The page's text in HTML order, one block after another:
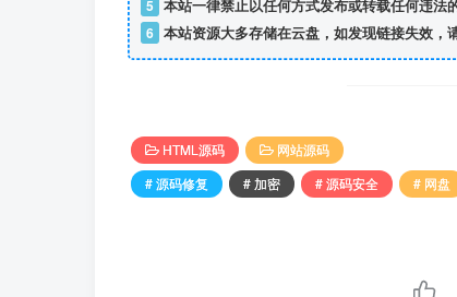
5 本站一律禁止以任何方式发布或转载任何违法
6 本站资源大多存储在云盘，如发现链接失效，
HTML源码
网站源码
# 源码修复
# 加密 # 源码安全 # 网盘